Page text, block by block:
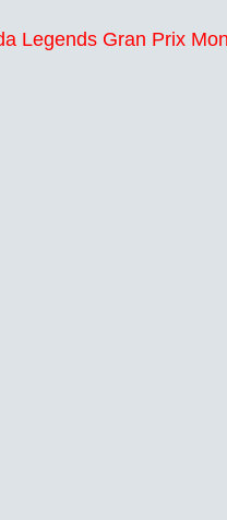
Legends Gran Prix